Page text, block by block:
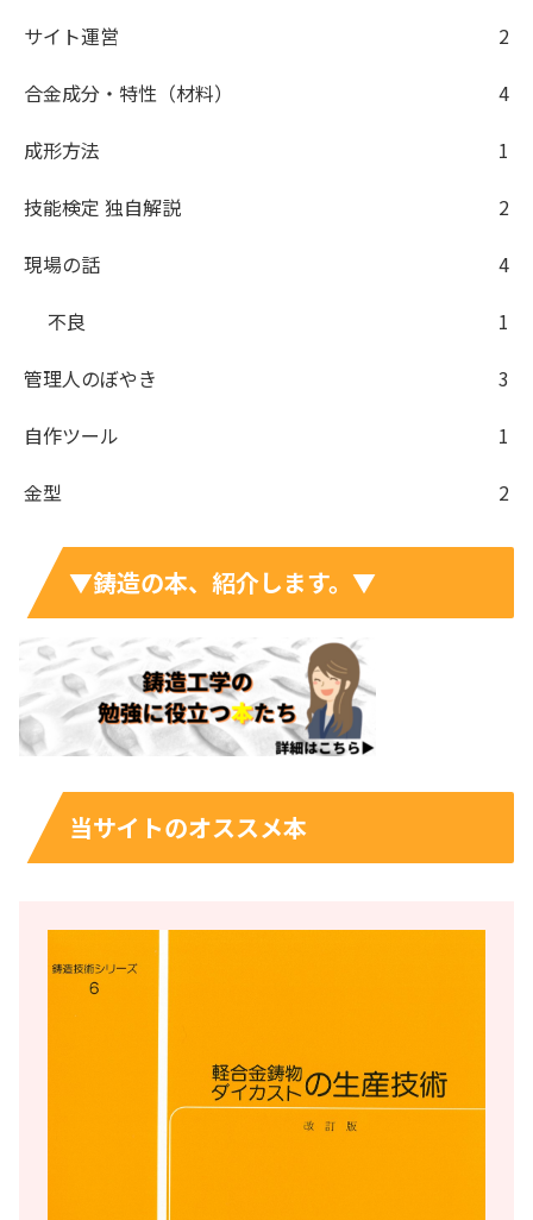
サイト運営
2
合金成分・特性（材料）
4
成形方法
1
技能検定 独自解説
2
現場の話
4
不良
1
管理人のぼやき
3
自作ツール
1
金型
2
▼鋳造の本、紹介します。▼
当サイトのオススメ本